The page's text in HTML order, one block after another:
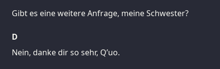
Gibt es eine weitere Anfrage, meine Schwester?
D
Nein, danke dir so sehr, Q’uo.